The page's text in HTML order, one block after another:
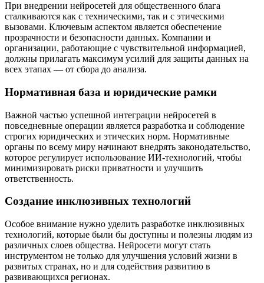
При внедрении нейросетей для общественного блага
сталкиваются как с техническими, так и с этическими
вызовами. Ключевым аспектом является обеспечение
прозрачности и безопасности данных. Компании и
организации, работающие с чувствительной информацией,
должны прилагать максимум усилий для защиты данных на
всех этапах — от сбора до анализа.
Нормативная база и юридические рамки
Важной частью успешной интеграции нейросетей в
повседневные операции является разработка и соблюдение
строгих юридических и этических норм. Нормативные
органы по всему миру начинают внедрять законодательство,
которое регулирует использование ИИ-технологий, чтобы
минимизировать риски приватности и улучшить
ответственность.
Создание инклюзивных технологий
Особое внимание нужно уделить разработке инклюзивных
технологий, которые были бы доступны и полезны людям из
различных слоев общества. Нейросети могут стать
инструментом не только для улучшения условий жизни в
развитых странах, но и для содействия развитию в
развивающихся регионах.